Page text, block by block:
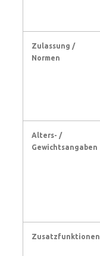
Zulassung /
Normen
Alters- /
Gewichtsangaben
Zusatzfunktionen